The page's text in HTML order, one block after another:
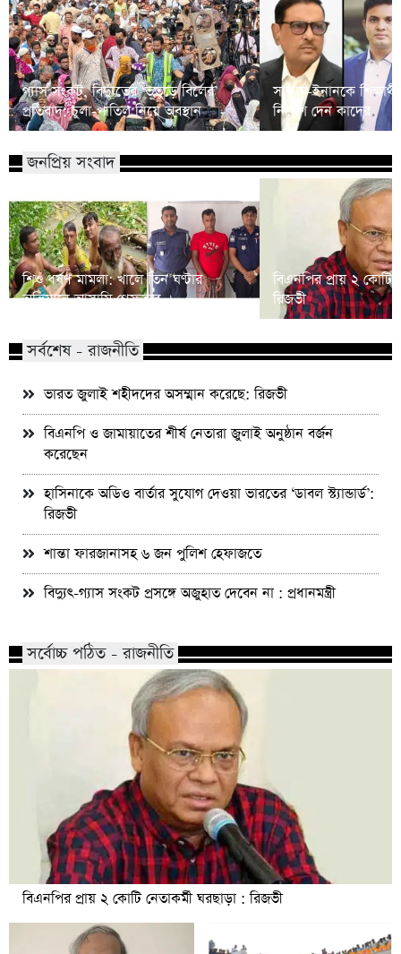
গ্যাস সংকট, বিদ্যুতের ‘ভূতুড়ে বিলের’
প্রতিবাদ: চুলা-পাতিল নিয়ে অবস্থান
সাদ্দাম-ইনানকে
নির্দেশ দেন কাদের
জনপ্রিয় সংবাদ
শিশু ধর্ষণ মামলা: খালে তিন ঘণ্টার
অভিযানে আসামি গ্রেফতার
বিএনপির প্রায় ২ কোটি
রিজভী
সর্বশেষ - রাজনীতি
ভারত জুলাই শহীদদের অসম্মান করেছে: রিজভী
বিএনপি ও জামায়াতের শীর্ষ নেতারা জুলাই অনুষ্ঠান বর্জন
করেছেন
হাসিনাকে অডিও বার্তার সুযোগ দেওয়া ভারতের ‘ডাবল স্ট্যান্ডার্ড’:
রিজভী
শান্তা ফারজানাসহ ৬ জন পুলিশ হেফাজতে
বিদ্যুৎ-গ্যাস সংকট প্রসঙ্গে অজুহাত দেবেন না : প্রধানমন্ত্রী
সর্বোচ্চ পঠিত - রাজনীতি
বিএনপির প্রায় ২ কোটি নেতাকর্মী ঘরছাড়া : রিজভী